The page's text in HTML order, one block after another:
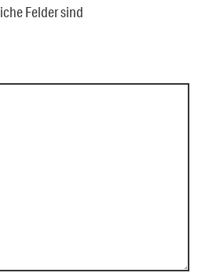
Felder sind